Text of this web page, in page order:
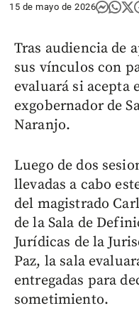
15 de mayo de 2026
Tras audiencia de
sus vínculos con
evaluará si acepta
exgobernador de
Naranjo.
Luego de dos
llevadas a cabo
del magistrado
de la Sala de
Jurídicas de la
Paz, la sala
entregadas para
sometimiento.